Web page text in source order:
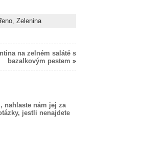
Zelenina
na zelném salátě s
bazalkovým pestem »
nahlaste nám jej za
jestli nenajdete